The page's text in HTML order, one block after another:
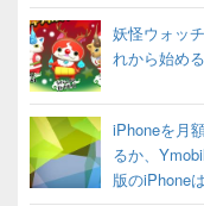
妖怪ウォッ
れから始め
iPhoneを月
るか、
版のiPhone